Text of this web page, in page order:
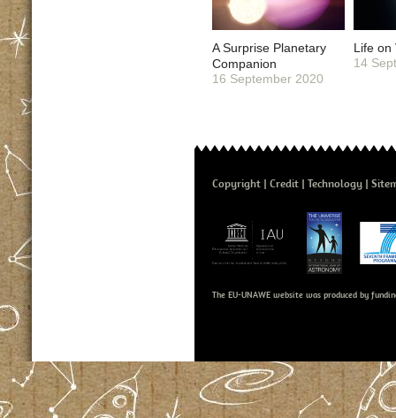
A Surprise Planetary
Companion
16 September 2020
Life on
14
Copyright Credit Technology
The EU-UNAWE website was produced by